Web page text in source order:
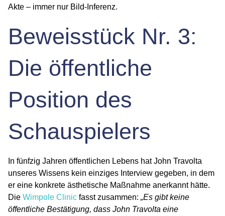
Akte – immer nur Bild-Inferenz.
Beweisstück Nr. 3:
Die öffentliche
Position des
Schauspielers
In fünfzig Jahren öffentlichen Lebens hat John Travolta
unseres Wissens kein einziges Interview gegeben, in dem
er eine konkrete ästhetische Maßnahme anerkannt hätte.
Die Wimpole Clinic fasst zusammen: „Es gibt keine
öffentliche Bestätigung, dass John Travolta eine